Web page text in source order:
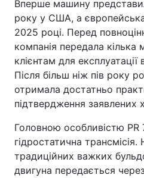
Зброя
Здоров'я
Цікавинки
Екологія
Лонгріди
Відео з Youtube
Вперше машину
року у США, а
2025 році. Перед
компанія передала
клієнтам для
Після більш ніж пів року
отримала достатньо
підтвердження заявлених
Головною особливістю PR
гідростатична трансмісія.
традиційних важких
двигуна передається